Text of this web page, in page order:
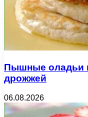
Пышные оладьи
дрожжей
06.08.2026